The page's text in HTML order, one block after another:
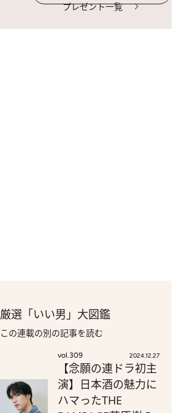
プレゼント一覧
厳選「いい男」大図鑑
この連載の別の記事を読む
vol.309 2024.12.27
【念願の連ドラ初主
演】日本酒の魅力に
ハマったTHE